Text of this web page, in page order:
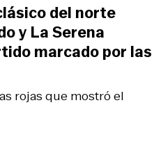
rojas que mostró el
del norte
y La Serena
marcado por las